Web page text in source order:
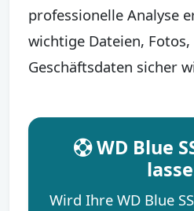
professionelle Analyse
wichtige Dateien,
Geschäftsdaten sicher
WD Blue
Wird Ihre WD Blue